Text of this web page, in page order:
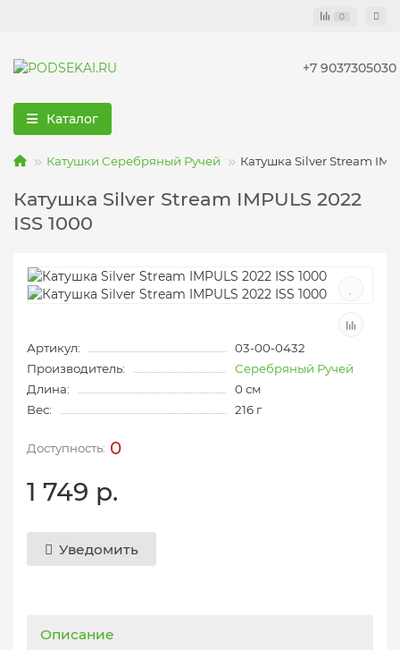
0
+7 9037305030
Каталог
Катушки Серебряный Ручей Катушка Silver Stream
Катушка Silver Stream IMPULS 2022
ISS 1000
Артикул:
03-00-0432
Производитель:
Серебряный Ручей
Длина:
0 см
Вес:
216 г
0
1 749 р.
Уведомить
Описание